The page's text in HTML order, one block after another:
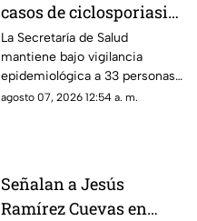
casos de ciclosporiasis
en México; este estado
concentra la mayor
cifra
La Secretaría de Salud
mantiene bajo vigilancia
epidemiológica a 33 personas
diagnosticadas con
agosto 07, 2026 12:54 a. m.
Señalan a Jesús
Ramírez Cuevas en